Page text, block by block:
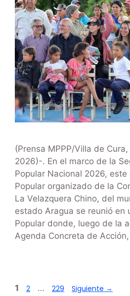
(Prensa MPPP/Villa de
2026)-. En el marco de la
Popular Nacional 2026,
Popular organizado de la
La Velazquera Chino, del
estado Aragua se reunió en
Popular donde, luego de la
Agenda Concreta de
1 2 … 229 Siguiente →